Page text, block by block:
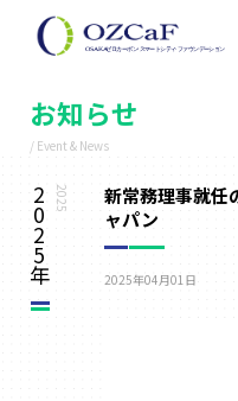
お知らせ
/ Event & News
2025
2
0
2
5
年
新常務理事就任
ャパン
2025年04月01日